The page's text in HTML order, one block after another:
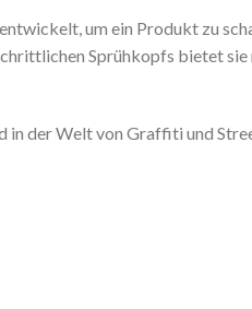
um ein Produkt zu
Sprühkopfs bietet
in der Welt von Graffiti und